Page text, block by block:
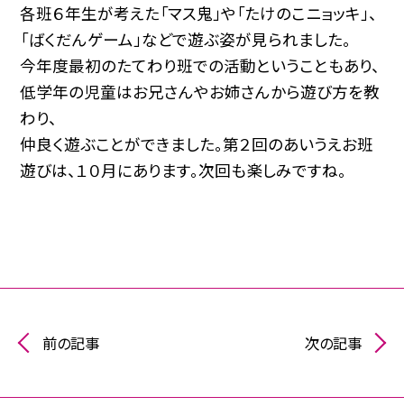
各班６年生が考えた「マス鬼」や「たけのこニョッキ」、
「ばくだんゲーム」などで遊ぶ姿が見られました。
今年度最初のたてわり班での活動ということもあり、
低学年の児童はお兄さんやお姉さんから遊び方を教
わり、
仲良く遊ぶことができました。第２回のあいうえお班
遊びは、１０月にあります。次回も楽しみですね。
前の記事 次の記事